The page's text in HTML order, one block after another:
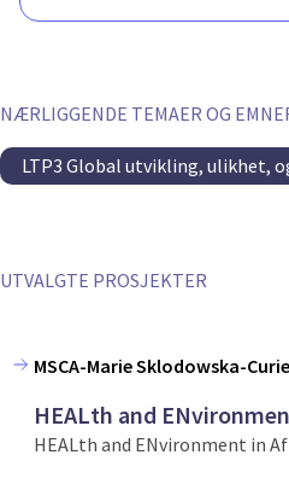
NÆRLIGGENDE TEMAER OG
LTP3 Global utvikling, ulikhet,
UTVALGTE PROSJEKTER
MSCA-Marie Sklodowska-
HEALth and
HEALth and ENvironment in